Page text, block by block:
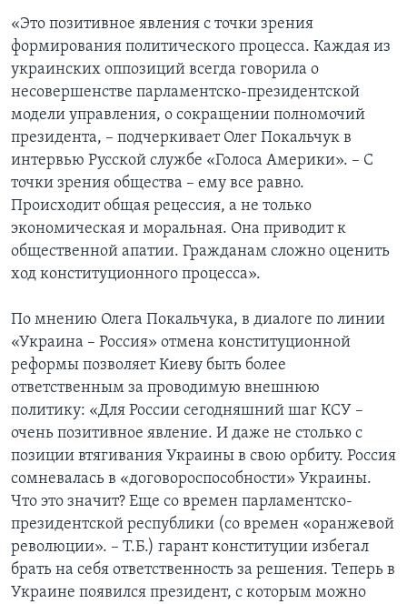
«Это позитивное явления с точки зрения
формирования политического процесса. Каждая из
украинских оппозиций всегда говорила о
несовершенстве парламентско-президентской
модели управления, о сокращении полномочий
президента, – подчеркивает Олег Покальчук в
интервью Русской службе «Голоса Америки». – С
точки зрения общества – ему все равно.
Происходит общая рецессия, а не только
экономическая и моральная. Она приводит к
общественной апатии. Гражданам сложно оценить
ход конституционного процесса».
По мнению Олега Покальчука, в диалоге по линии
«Украина – Россия» отмена конституционной
реформы позволяет Киеву быть более
ответственным за проводимую внешнюю
политику: «Для России сегодняшний шаг КСУ –
очень позитивное явление. И даже не столько с
позиции втягивания Украины в свою орбиту. Россия
сомневалась в «договороспособности» Украины.
Что это значит? Еще со времен парламентско-
президентской республики (со времен «оранжевой
революции». – Т.Б.) гарант конституции избегал
брать на себя ответственность за решения. Теперь в
Украине появился президент, с которым можно